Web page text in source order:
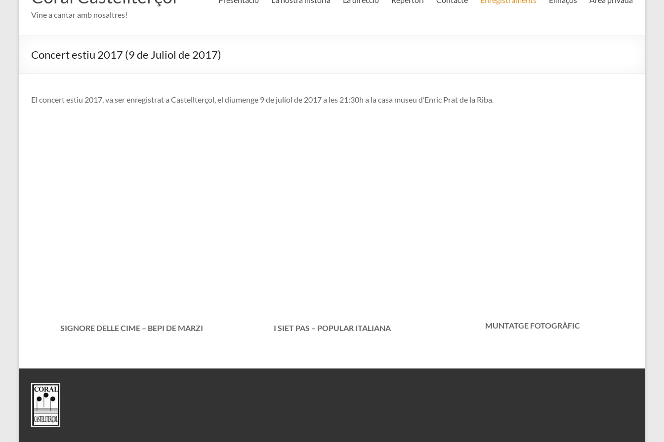
Vine a cantar amb nosaltres!
Concert estiu 2017 (9 de Juliol de 2017)
El concert estiu 2017, va ser enregistrat a Castellterçol, el diumenge 9 de juliol de 2017 a les 21:30h a la casa museu d’Enric Prat de la Riba.
SIGNORE DELLE CIME – BEPI DE MARZI I SIET PAS – POPULAR ITALIANA MUNTATGE FOTOGRÀFIC